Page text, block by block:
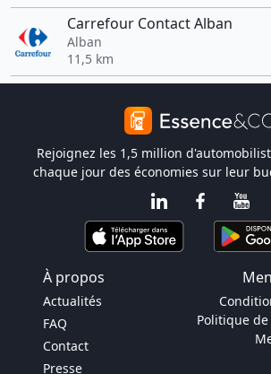
Carrefour Contact Alban
Alban
11,5 km
Rejoignez les 1,5 million
chaque jour des économies sur leur
À propos
Actualités
FAQ
Contact
Presse
Politique